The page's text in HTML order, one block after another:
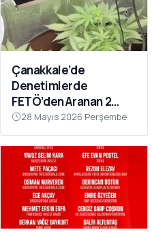
Çanakkale’de
Denetimlerde
FETÖ’den Aranan 2
Firari Hükümlü
Yakalandı
28 Mayıs 2026 Perşembe